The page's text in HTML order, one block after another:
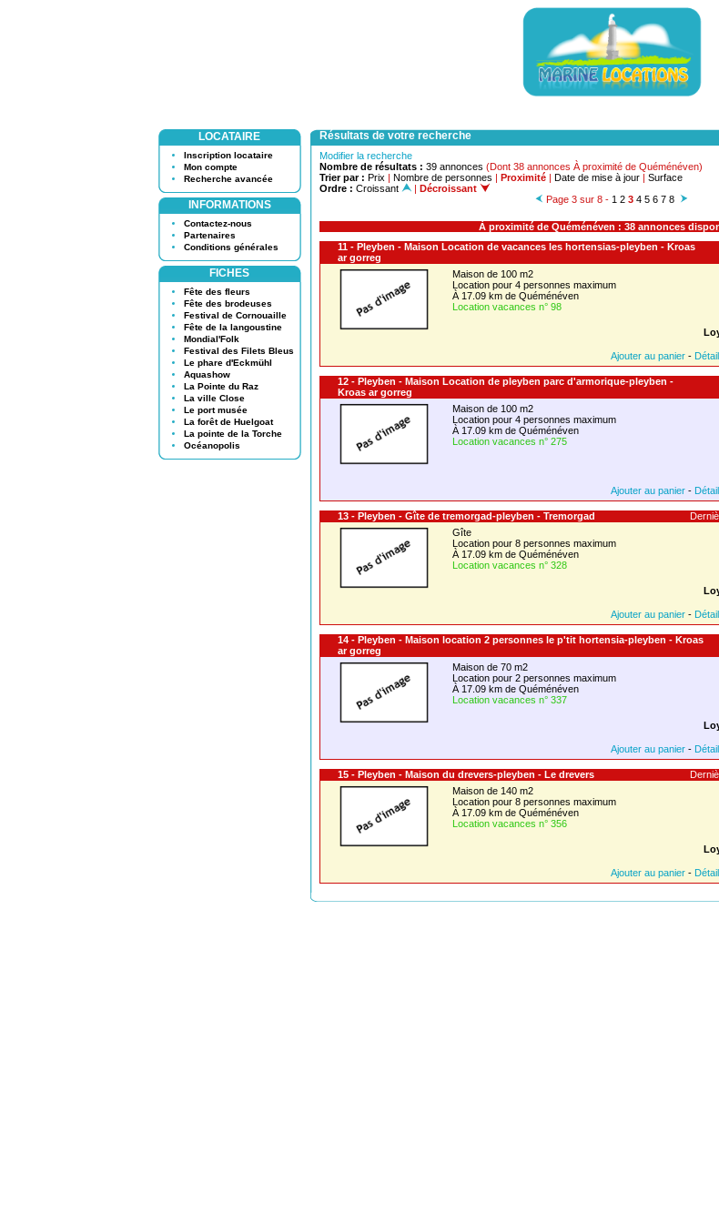
LOCATAIRE
Inscription locataire
Mon compte
Recherche avancée
INFORMATIONS
Contactez-nous
Partenaires
Conditions générales
FICHES
Fête des fleurs
Fête des brodeuses
Festival de Cornouaille
Fête de la langoustine
Mondial'Folk
Festival des Filets Bleus
Le phare d'Eckmühl
Aquashow
La Pointe du Raz
La ville Close
Le port musée
La forêt de Huelgoat
La pointe de la Torche
Océanopolis
Résultats de votre recherche
Modifier la recherche
Nombre de résultats : 39 annonces (Dont 38 annonces À proximité de Quéménéven)
Trier par : Prix | Nombre de personnes | Proximité | Date de mise à jour | Surface
Ordre : Croissant | Décroissant
Page 3 sur 8 - 1 2 3 4 5 6 7 8
À proximité de Quéménéven : 38 annonces
11 - Pleyben - Maison Location de vacances les hortensias-pleyben - Kroas
ar gorreg
Maison de 100 m2
Location pour 4 personnes maximum
À 17.09 km de Quéménéven
Location vacances n° 98
Ajouter au panier -
12 - Pleyben - Maison Location de pleyben parc d'armorique-pleyben -
Kroas ar gorreg
Maison de 100 m2
Location pour 4 personnes maximum
À 17.09 km de Quéménéven
Location vacances n° 275
Ajouter au panier -
13 - Pleyben - Gîte de tremorgad-pleyben - Tremorgad
Gîte
Location pour 8 personnes maximum
À 17.09 km de Quéménéven
Location vacances n° 328
Ajouter au panier -
14 - Pleyben - Maison location 2 personnes le p'tit hortensia-pleyben - Kroas
ar gorreg
Maison de 70 m2
Location pour 2 personnes maximum
À 17.09 km de Quéménéven
Location vacances n° 337
Ajouter au panier -
15 - Pleyben - Maison du drevers-pleyben - Le drevers
Maison de 140 m2
Location pour 8 personnes maximum
À 17.09 km de Quéménéven
Location vacances n° 356
Ajouter au panier -